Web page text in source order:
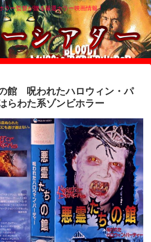
ラー監督が贈る厳選ホラー映画情報！
の館 呪われたハロウィン・パ
らわた系ゾンビホラー